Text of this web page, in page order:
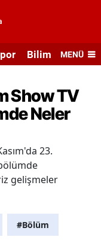
Bilim veMENÜ
Show TV
Neler
23.
gelişmeler
#Bölüm